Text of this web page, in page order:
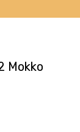
Mokko